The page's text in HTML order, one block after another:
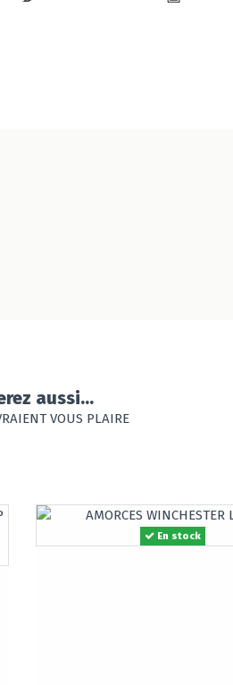
aussi...
VOUS PLAIRE
En stock